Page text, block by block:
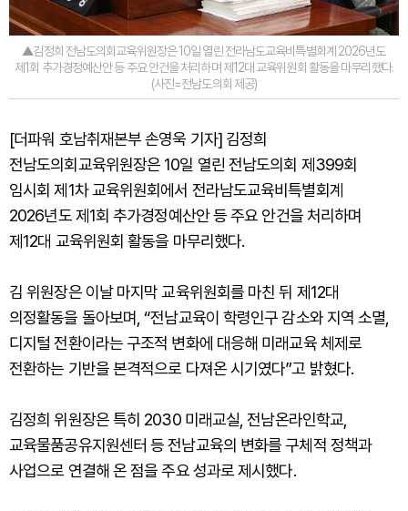
▲김정희 전남도의회교육위원장은 10일 열린 전라남도교육비특별회계 2026년도
제1회 추가경정예산안 등 주요 안건을 처리하며 제12대 교육위원회 활동을 마무리했다.
(사진=전남도의회 제공)
[더파워 호남취재본부 손영욱 기자] 김정희
전남도의회교육위원장은 10일 열린 전남도의회 제399회
임시회 제1차 교육위원회에서 전라남도교육비특별회계
2026년도 제1회 추가경정예산안 등 주요 안건을 처리하며
제12대 교육위원회 활동을 마무리했다.
김 위원장은 이날 마지막 교육위원회를 마친 뒤 제12대
의정활동을 돌아보며, “전남교육이 학령인구 감소와 지역 소멸,
디지털 전환이라는 구조적 변화에 대응해 미래교육 체제로
전환하는 기반을 본격적으로 다져온 시기였다”고 밝혔다.
김정희 위원장은 특히 2030 미래교실, 전남온라인학교,
교육물품공유지원센터 등 전남교육의 변화를 구체적 정책과
사업으로 연결해 온 점을 주요 성과로 제시했다.